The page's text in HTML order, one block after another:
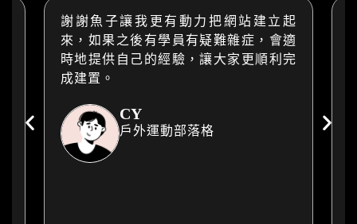
謝謝魚子讓我更有動力把網站建立起
來，如果之後有學員有疑難雜症，會適
時地提供自己的經驗，讓大家更順利完
成建置。
CY
戶外運動部落格